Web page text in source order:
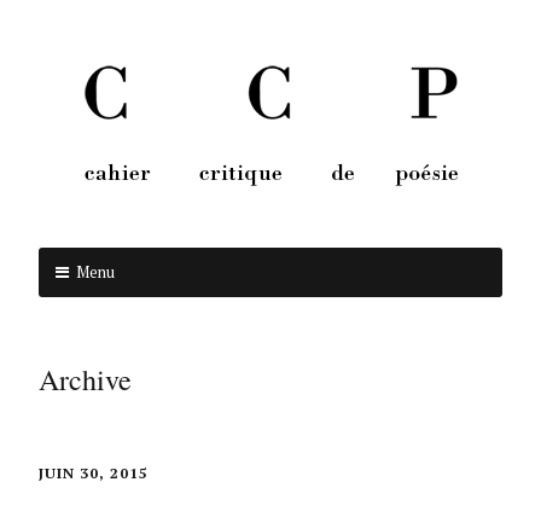
Menu
Archive
JUIN 30, 2015